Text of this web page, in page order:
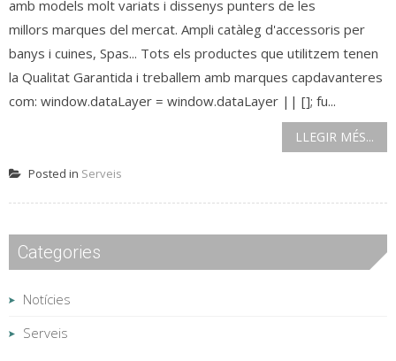
amb models molt variats i dissenys punters de les
millors marques del mercat. Ampli catàleg d'accessoris per
banys i cuines, Spas... Tots els productes que utilitzem tenen
la Qualitat Garantida i treballem amb marques capdavanteres
com: window.dataLayer = window.dataLayer || []; fu...
LLEGIR MÉS...
Posted in Serveis
Categories
Notícies
Serveis